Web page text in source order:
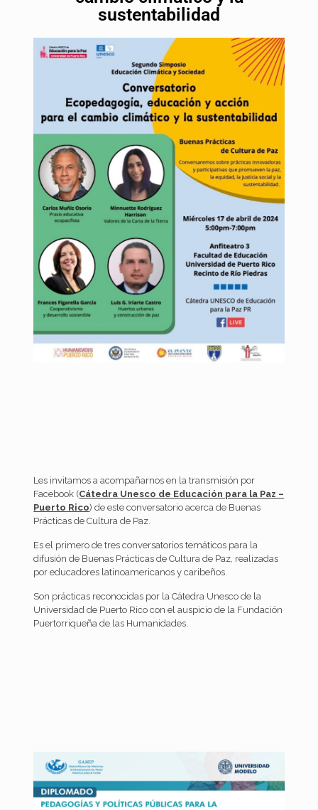
sustentabilidad
Les invitamos a acompañarnos en la transmisión por
Facebook (Cátedra Unesco de Educación para la Paz –
Puerto Rico) de este conversatorio acerca de Buenas
Prácticas de Cultura de Paz.
Es el primero de tres conversatorios temáticos para la
difusión de Buenas Prácticas de Cultura de Paz, realizadas
por educadores latinoamericanos y caribeños.
Son prácticas reconocidas por la Cátedra Unesco de la
Universidad de Puerto Rico con el auspicio de la Fundación
Puertorriqueña de las Humanidades.